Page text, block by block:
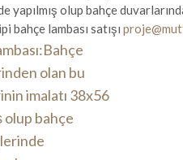
yapılmış olup bahçe
bahçe lambası satışı